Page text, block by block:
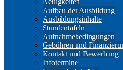
Neuigkeiten
Aufbau der Ausbildung
Ausbildungsinhalte
Stundentafeln
Aufnahmebedingungen
Gebühren und
Kontakt und Bewerbung
Infotermine